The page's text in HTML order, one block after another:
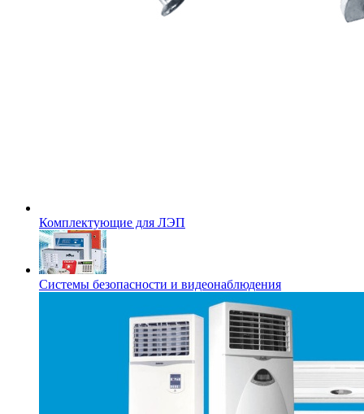
Комплектующие для ЛЭП
Системы безопасности и видеонаблюдения